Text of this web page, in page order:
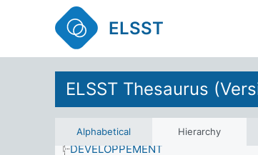
ELSST
ELSST Thesaurus
Alphabetical Hierarchy
CORRUPTION
COUTUMES ET TRADITIONS
CRIME ET SÉCURITÉ
CROYANCES
CULTURE
CYCLE DE VIE
DÉFENSE
DÉGÂTS
DÉGRADATION DE
DÉSARMEMENT
DÉVELOPPEMENT